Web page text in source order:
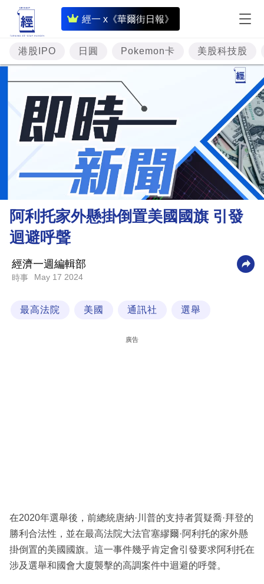
經一 x《華爾街日報》
即
時
財
經
專
題
投
資
樓
市
財
業
科
區
港股IPO 日圓 Pokemon卡 美股科技股
阿利托家外懸掛倒置美國國旗 引發
迴避呼聲
經濟一週編輯部
時事 May 17 2024
最高法院 美國 通訊社 選舉
廣告
在2020年選舉後，前總統唐納·川普的支持者質疑喬·拜登的
勝利合法性，並在最高法院大法官塞繆爾·阿利托的家外懸
掛倒置的美國國旗。這一事件幾乎肯定會引發要求阿利托在
涉及選舉和國會大廈襲擊的高調案件中迴避的呼聲。